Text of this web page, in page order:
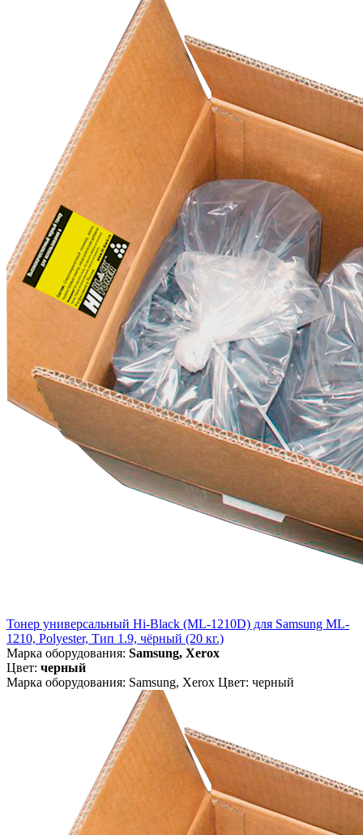
Тонер универсальный Hi-Black (ML-1210D) для Samsung ML-
1210, Polyester, Тип 1.9, чёрный (20 кг.)
Марка оборудования: Samsung, Xerox
Цвет: черный
Марка оборудования: Samsung, Xerox Цвет: черный